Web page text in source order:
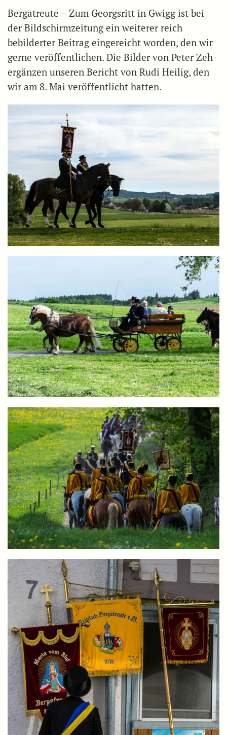
Bergatreute – Zum Georgsritt in Gwigg ist bei
der Bildschirmzeitung ein weiterer reich
bebilderter Beitrag eingereicht worden, den wir
gerne veröffentlichen. Die Bilder von Peter Zeh
ergänzen unseren Bericht von Rudi Heilig, den
wir am 8. Mai veröffentlicht hatten.